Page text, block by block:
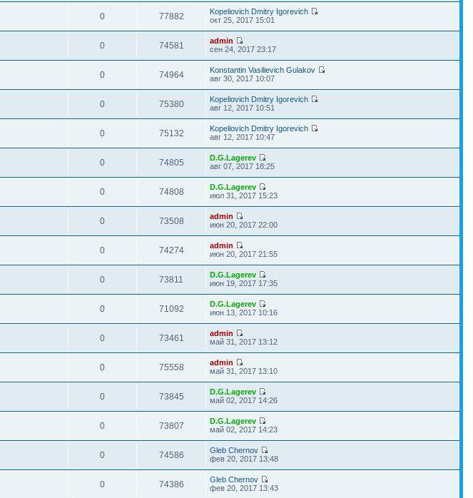
0 77882
Kopeliovich Dmitry Igorevich
окт 25, 2017 15:01
0 74581
admin
сен 24, 2017 23:17
0 74964
Konstantin Vasilievich Gulakov
авг 30, 2017 10:07
0 75380
Kopeliovich Dmitry Igorevich
авг 12, 2017 10:51
0 75132
Kopeliovich Dmitry Igorevich
авг 12, 2017 10:47
0 74805
D.G.Lagerev
авг 07, 2017 18:25
0 74808
D.G.Lagerev
июл 31, 2017 15:23
0 73508
admin
июн 20, 2017 22:00
0 74274
admin
июн 20, 2017 21:55
0 73811
D.G.Lagerev
июн 19, 2017 17:35
0 71092
D.G.Lagerev
июн 13, 2017 10:16
0 73461
admin
май 31, 2017 13:12
0 75558
admin
май 31, 2017 13:10
0 73845
D.G.Lagerev
май 02, 2017 14:26
0 73807
D.G.Lagerev
май 02, 2017 14:23
0 74586
Gleb Chernov
фев 20, 2017 13:48
0 74386
Gleb Chernov
фев 20, 2017 13:43